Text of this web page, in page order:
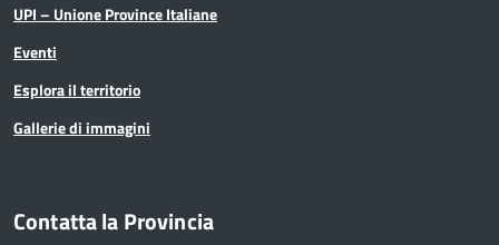
UPI – Unione Province Italiane
Eventi
Esplora il territorio
Gallerie di immagini
Contatta la Provincia